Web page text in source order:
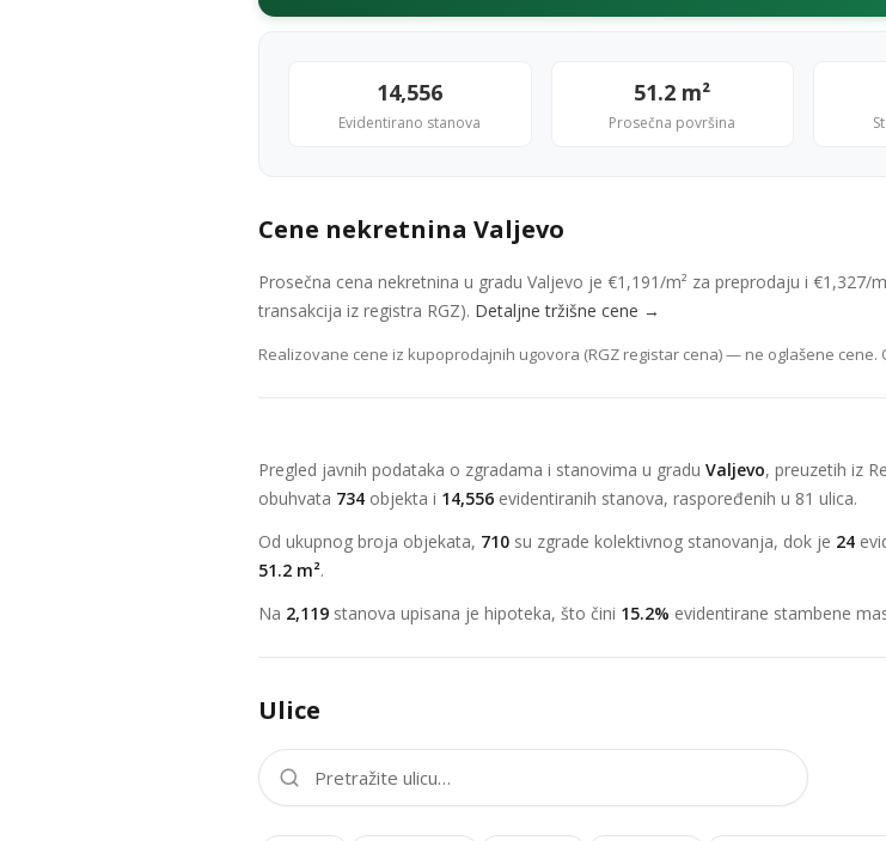
14,556
Evidentirano stanova
51.2 m²
Prosečna površina
Cene nekretnina Valjevo
Prosečna cena nekretnina u gradu Valjevo je €1,191/m² za preprodaju i €1,327/
transakcija iz registra RGZ). Detaljne tržišne cene →
Realizovane cene iz kupoprodajnih ugovora (RGZ registar cena) — ne oglašene cene.
Pregled javnih podataka o zgradama i stanovima u gradu Valjevo, preuzetih iz
obuhvata 734 objekta i 14,556 evidentiranih stanova, raspoređenih u 81 ulica.
Od ukupnog broja objekata, 710 su zgrade kolektivnog stanovanja, dok je 24
51.2 m².
Na 2,119 stanova upisana je hipoteka, što čini 15.2% evidentirane stambene
Ulice